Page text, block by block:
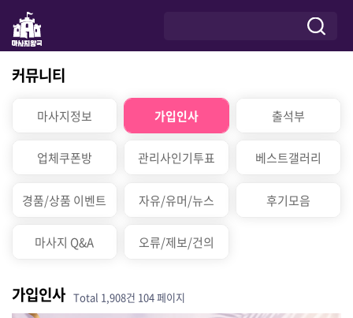
커뮤니티
마사지정보 가입인사 출석부
업체쿠폰방 관리사인기투표 베스트갤러리
경품/상품 이벤트 자유/유머/뉴스 후기모음
마사지 Q&A 오류/제보/건의
가입인사 Total 1,908건 104 페이지